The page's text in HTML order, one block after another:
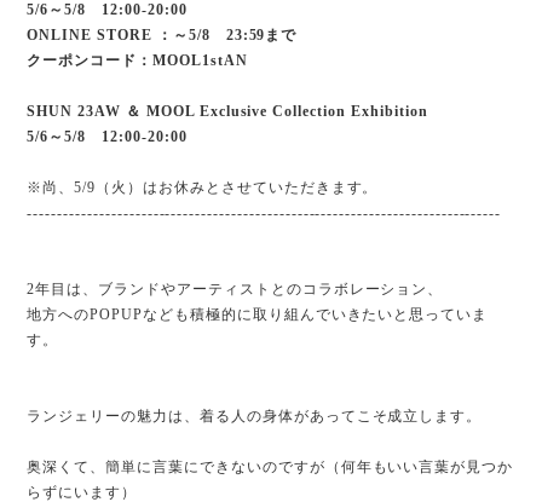
5/6～5/8 12:00-20:00
ONLINE STORE ：～5/8 23:59まで
クーポンコード：MOOL1stAN
SHUN 23AW ＆ MOOL Exclusive Collection Exhibition
5/6～5/8 12:00-20:00
※尚、5/9（火）はお休みとさせていただきます。
-------------------------------------------------------------------------------
2年目は、ブランドやアーティストとのコラボレーション、
地方へのPOPUPなども積極的に取り組んでいきたいと思っていま
す。
ランジェリーの魅力は、着る人の身体があってこそ成立します。
奥深くて、簡単に言葉にできないのですが（何年もいい言葉が見つか
らずにいます）